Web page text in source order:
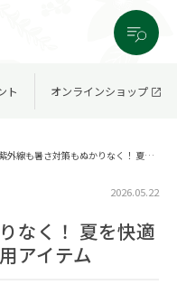
ト オンラインショップ
紫外線も暑さ対策もぬかりなく！ 夏を快適にする“バイヤー厳選”愛用アイテム
2026.05.22
なく！ 夏を快適
アイテム